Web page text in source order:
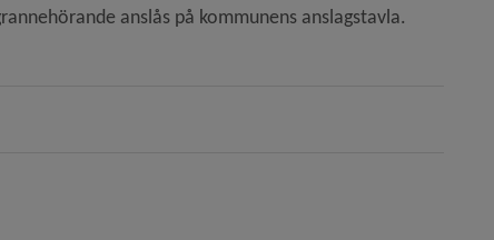
anslås på kommunens anslagstavla.